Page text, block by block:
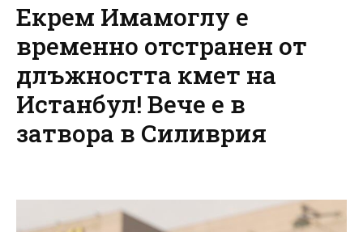
Екрем Имамоглу е
временно отстранен от
длъжността кмет на
Истанбул! Вече е в
затвора в Силиврия